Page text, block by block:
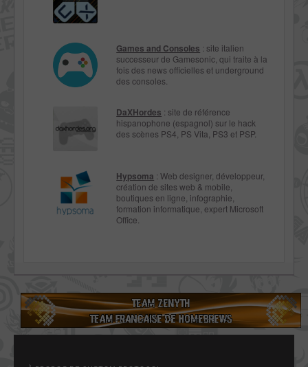
Games and Consoles : site italien
successeur de Gamesonic, qui traite à la
fois des news officielles et underground
des consoles.
DaXHordes : site de référence
hispanophone (espagnol) sur le hack
des scènes PS4, PS Vita, PS3 et PSP.
Hypsoma : Web designer, développeur,
création de sites web & mobile,
boutiques en ligne, infographie,
formation informatique, expert Microsoft
Office.